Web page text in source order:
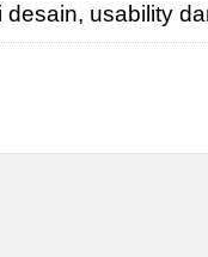
desain, usability